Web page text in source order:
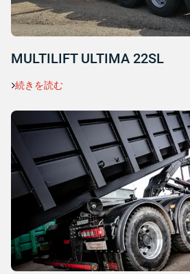
MULTILIFT ULTIMA 22SL
続きを読む